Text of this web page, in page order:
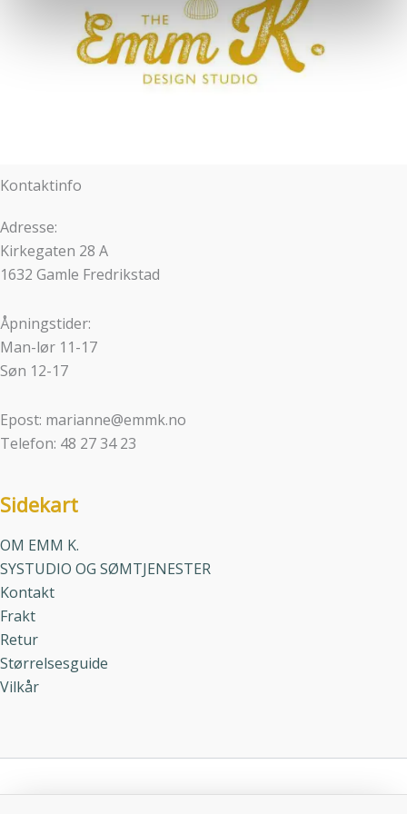
tjenestene deres.
Kontaktinfo
Adresse:
Kirkegaten 28 A
1632 Gamle Fredrikstad
Åpningstider:
Man-lør 11-17
Søn 12-17
Epost: marianne@emmk.no
Telefon: 48 27 34 23
Sidekart
OM EMM K.
SYSTUDIO OG SØMTJENESTER
Kontakt
Frakt
Retur
Størrelsesguide
Vilkår
Copyright © 2026 Emmk | Powered byAmendo